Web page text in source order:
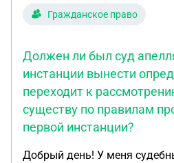
никакой оценки
возвращено.
Гражданское право
Должен ли был суд
инстанции вынести
переходит к
существу по правилам
первой инстанции?
Добрый день! У меня